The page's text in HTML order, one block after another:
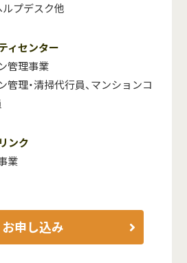
プデスク他
ィセンター
管理事業
理・清掃代行員、マンションコ
ンク
業
お申し込み